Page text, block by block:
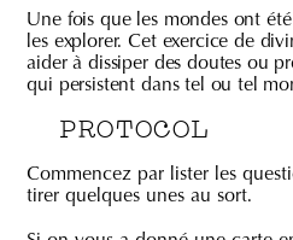
Une fois que les mondes ont
les explorer. Cet exercice de
aider à dissiper des doutes ou
qui persistent dans tel ou tel
PROTOCOL
Commencez par lister les
tirer quelques unes au sort.